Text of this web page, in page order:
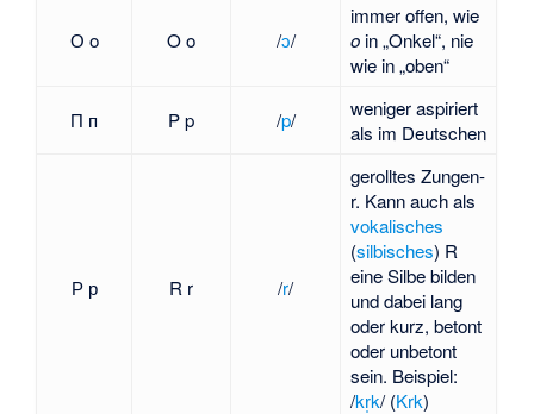
О o O o ​/⁠ɔ⁠/​
immer offen, wie
oin „Onkel“, nie
wie in „oben“
П п P p ​/⁠p⁠/​
weniger aspiriert
als im Deutschen
Р р R r ​/⁠r⁠/​
gerolltes Zungen-
r. Kann auch als
vokalisches
(silbisches) R
eine Silbe bilden
und dabei lang
oder kurz, betont
oder unbetont
sein. Beispiel:
/kr̩k/ (Krk)